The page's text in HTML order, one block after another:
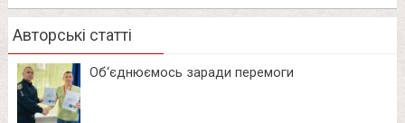
Авторські статті
Об‘єднюємось заради перемоги